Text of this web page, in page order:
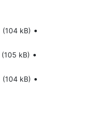
(104 kB) •
(105 kB) •
(104 kB) •